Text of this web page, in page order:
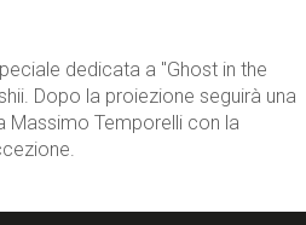
dedicata a "Ghost in the
Dopo la proiezione seguirà una
Temporelli con la